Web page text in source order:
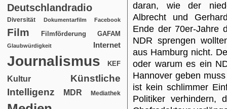
Deutschlandradio
Diversität Dokumentarfilm Facebook
Film Filmförderung GAFAM
Glaubwürdigkeit Internet
Journalismus KEF
Kultur
Künstliche
Intelligenz
MDR Mediathek
daran, wie der
Albrecht und
Ende der 70er-Jahre
NDR sprengen
aus Hamburg nicht.
oder warum es ein
Hannover geben
ist kein schlimmer
Politiker verhindern,